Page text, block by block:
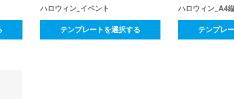
ハロウィン_イベント
テンプレートを選択する
ハロウィン_A4
テンプレ